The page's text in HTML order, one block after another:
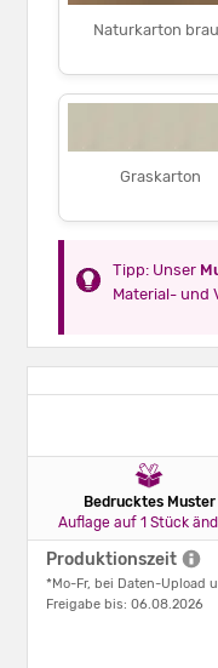
Naturkarton
Graskarton
Tipp: Unser
Material- und
Bedrucktes Muster
Auflage auf 1 Stück
Produktionszeit
*Mo-Fr, bei Daten-Upload
Freigabe bis: 06.08.2026